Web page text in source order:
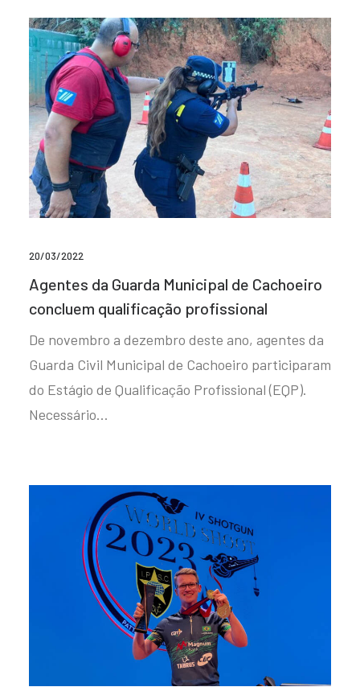
20/03/2022
Agentes da Guarda Municipal de Cachoeiro
concluem qualificação profissional
De novembro a dezembro deste ano, agentes da
Guarda Civil Municipal de Cachoeiro participaram
do Estágio de Qualificação Profissional (EQP).
Necessário…